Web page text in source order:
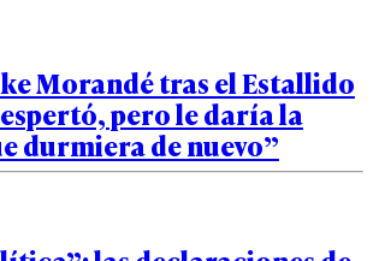
Morandé tras el Estallido
pero le daría la
durmiera de nuevo”